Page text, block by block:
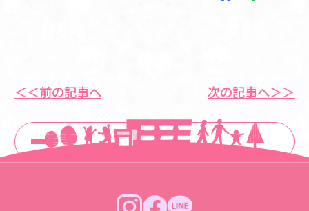
＜＜前の記事へ
一覧に戻る
次の記事へ＞＞